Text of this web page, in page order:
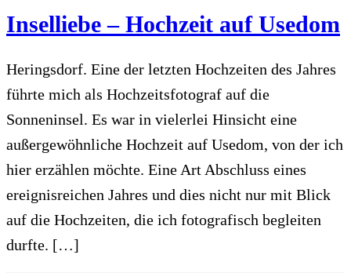
Inselliebe – Hochzeit auf Usedom
Heringsdorf. Eine der letzten Hochzeiten des Jahres
führte mich als Hochzeitsfotograf auf die
Sonneninsel. Es war in vielerlei Hinsicht eine
außergewöhnliche Hochzeit auf Usedom, von der ich
hier erzählen möchte. Eine Art Abschluss eines
ereignisreichen Jahres und dies nicht nur mit Blick
auf die Hochzeiten, die ich fotografisch begleiten
durfte. […]